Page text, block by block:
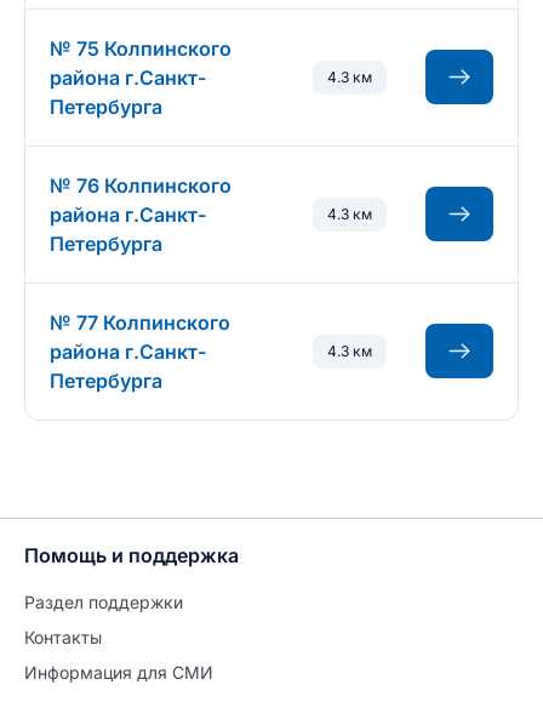
№ 75 Колпинского
района г.Санкт-
Петербурга
4.3 км
№ 76 Колпинского
района г.Санкт-
Петербурга
4.3 км
№ 77 Колпинского
района г.Санкт-
Петербурга
4.3 км
Помощь и поддержка
Раздел поддержки
Контакты
Информация для СМИ